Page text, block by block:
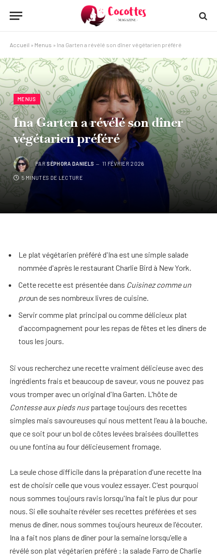
Accueil » Menus » Ina Garten a révélé son dîner végétarien préféré
MENUS
Ina Garten a révélé son dîner
végétarien préféré
PAR SÉPHORA DANIELS 11 FÉVRIER 2026
5 MINUTES DE LECTURE
Le plat végétarien préféré d'Ina est une simple salade
nommée d'après le restaurant Charlie Bird à New York.
Cette recette est présentée dans Cuisinez comme un
proun de ses nombreux livres de cuisine.
Servir comme plat principal ou comme délicieux plat
d'accompagnement pour les repas de fêtes et les dîners de
tous les jours.
Si vous recherchez une recette vraiment délicieuse avec des
ingrédients frais et beaucoup de saveur, vous ne pouvez pas
vous tromper avec un original d'Ina Garten. L'hôte de
Contesse aux pieds nuspartage toujours des recettes
simples mais savoureuses qui nous mettent l'eau à la bouche,
que ce soit pour un bol de côtes levées braisées douillettes
ou une fontina au four délicieusement fromage.
La seule chose difficile dans la préparation d'une recette Ina
est de choisir celle que vous voulez essayer. C'est pourquoi
nous sommes toujours ravis lorsqu'Ina fait le plus dur pour
nous. Si elle souhaite révéler ses recettes préférées et ses
menus de dîner, nous sommes toujours heureux de l'écouter.
Ina a fait nos plans de dîner pour la semaine lorsqu'elle a
révélé son plat végétarien préféré : la salade Farro de Charlie